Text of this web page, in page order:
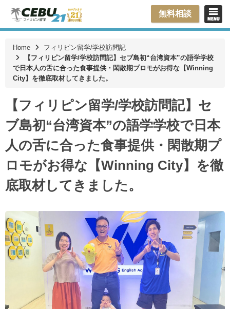
無料相談
Home
フィリピン留学/学校訪問記
【フィリピン留学/学校訪問記】セブ島初“台湾資本”の語学学校
で日本人の舌に合った食事提供・閑散期プロモがお得な【Winning
City】を徹底取材してきました。
【フィリピン留学/学校訪問記】セ
ブ島初“台湾資本”の語学学校で日本
人の舌に合った食事提供・閑散期プ
ロモがお得な【Winning City】を徹
底取材してきました。